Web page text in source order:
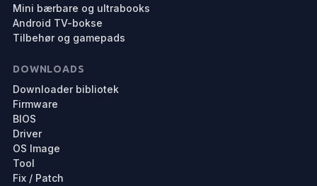
Mini bærbare og ultrabooks
Android TV-bokse
Tilbehør og gamepads
DOWNLOADS
Downloader bibliotek
Firmware
BIOS
Driver
OS Image
Tool
Fix / Patch